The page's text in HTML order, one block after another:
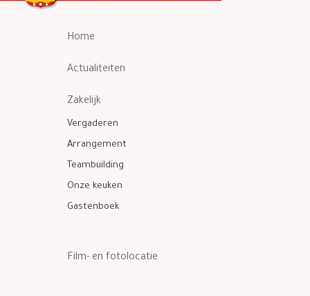
Home
Actualiteiten
Zakelijk
Vergaderen
Arrangement
Teambuilding
Onze keuken
Gastenboek
Film- en fotolocatie